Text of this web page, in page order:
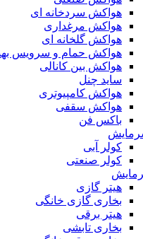
هواکش سردخانه ای
هواکش مرغداری
هواکش گلخانه ای
هواکش حمام و سرویس
هواکش بین کانالی
ساید چنل
هواکش کامپیوتری
هواکش سقفی
باکس فن
کولر آبی
کولر صنعتی
هیتر گازی
بخاری گازی خانگی
هیتر برقی
بخاری تابشی